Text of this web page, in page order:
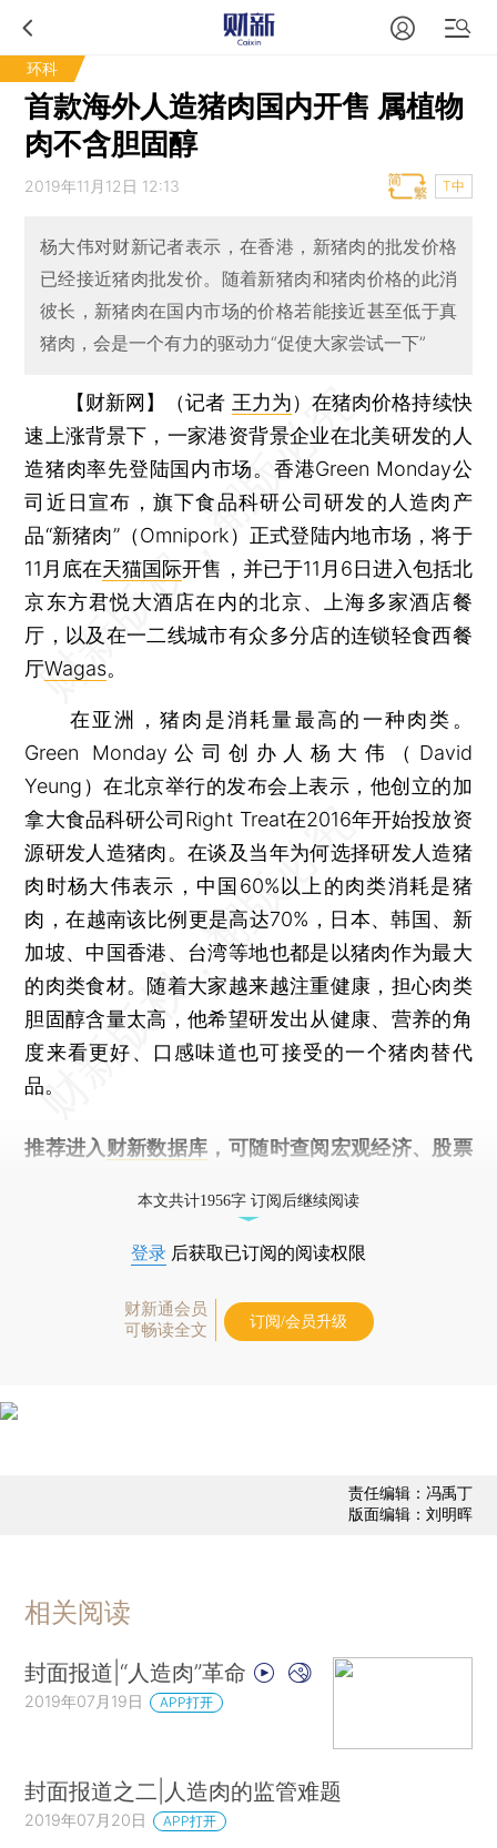
环科
首款海外人造猪肉国内开售 属植物
肉不含胆固醇
2019年11月12日 12:13 T中
杨大伟对财新记者表示，在香港，新猪肉的批发价格
已经接近猪肉批发价。随着新猪肉和猪肉价格的此消
彼长，新猪肉在国内市场的价格若能接近甚至低于真
猪肉，会是一个有力的驱动力“促使大家尝试一下”
【财新网】（记者 王力为） 在猪肉价格持续快
速上涨背景下，一家港资背景企业在北美研发的人
造猪肉率先登陆国内市场。香港Green Monday公
司近日宣布，旗下食品科研公司研发的人造肉产
品“新猪肉”（Omnipork）正式登陆内地市场，将于
11月底在天猫国际开售，并已于11月6日进入包括北
京东方君悦大酒店在内的北京、上海多家酒店餐
厅，以及在一二线城市有众多分店的连锁轻食西餐
厅Wagas。
在亚洲，猪肉是消耗量最高的一种肉类。
Green Monday公司创办人杨大伟（David
Yeung）在北京举行的发布会上表示，他创立的加
拿大食品科研公司Right Treat在2016年开始投放资
源研发人造猪肉。在谈及当年为何选择研发人造猪
肉时杨大伟表示，中国60%以上的肉类消耗是猪
肉，在越南该比例更是高达70%，日本、韩国、新
加坡、中国香港、台湾等地也都是以猪肉作为最大
的肉类食材。随着大家越来越注重健康，担心肉类
胆固醇含量太高，他希望研发出从健康、营养的角
度来看更好、口感味道也可接受的一个猪肉替代
品。
推荐进入 财新数据库 ，可随时查阅宏观经济、股票
本文共计1956字 订阅后继续阅读
登录 后获取已订阅的阅读权限
财新通会员
可畅读全文
订阅/会员升级
责任编辑：冯禹丁
版面编辑：刘明晖
相关阅读
封面报道|“人造肉”革命
2019年07月19日 APP打开
封面报道之二|人造肉的监管难题
2019年07月20日 APP打开